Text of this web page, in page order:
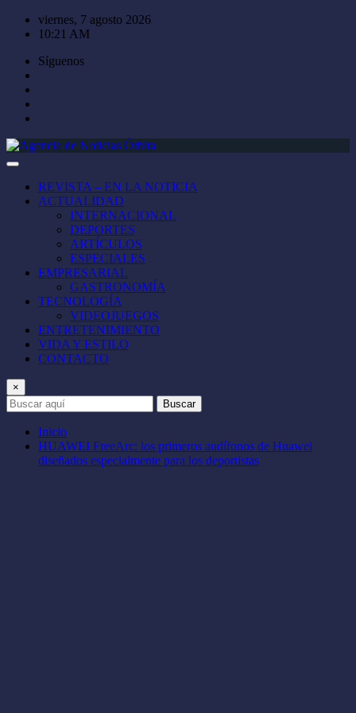
Saltar
viernes, 7 agosto 2026
10:21 AM
Síguenos
REVISTA – EN LA NOTICIA
ACTUALIDAD
INTERNACIONAL
DEPORTES
ARTÍCULOS
ESPECIALES
EMPRESARIAL
GASTRONOMÍA
TECNOLOGÍA
VIDEOJUEGOS
ENTRETENIMIENTO
VIDA Y ESTILO
CONTACTO
×
Buscar
Inicio
HUAWEI FreeArc: los primeros audífonos de Huawei
diseñados especialmente para los deportistas